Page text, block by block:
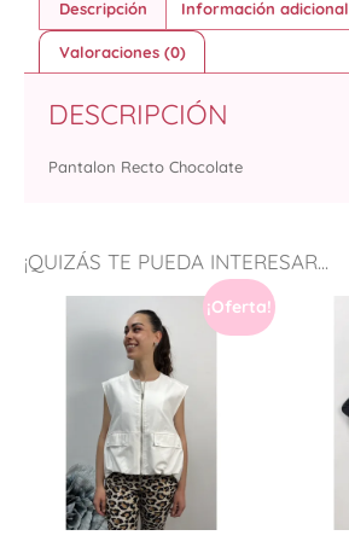
¡QUIZÁS TE PUEDA INTERESAR...
¡Oferta!
Descripción Información adicional
Valoraciones (0)
DESCRIPCIÓN
Pantalon Recto Chocolate